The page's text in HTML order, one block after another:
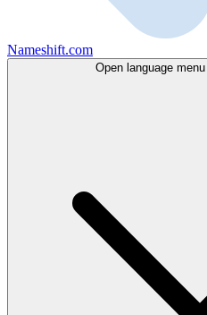
Nameshift.com
Open language menu